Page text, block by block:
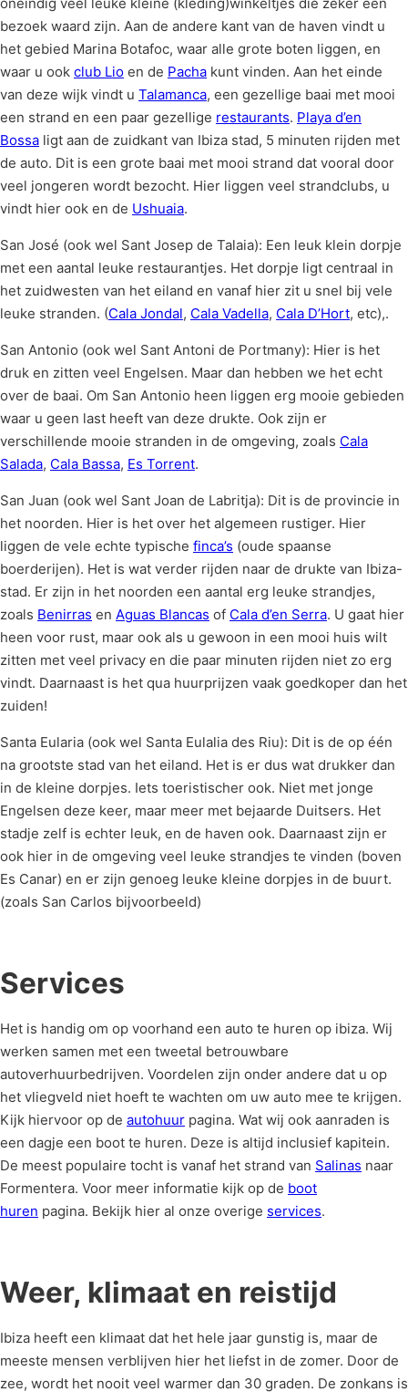
bezoek waard zijn. Aan de andere kant van de haven vindt u
het gebied Marina Botafoc, waar alle grote boten liggen, en
waar u ook club Lio en de Pacha kunt vinden. Aan het einde
van deze wijk vindt u Talamanca, een gezellige baai met mooi
een strand en een paar gezellige restaurants. Playa d’en
Bossa ligt aan de zuidkant van Ibiza stad, 5 minuten rijden met
de auto. Dit is een grote baai met mooi strand dat vooral door
veel jongeren wordt bezocht. Hier liggen veel strandclubs, u
vindt hier ook en de Ushuaia.
San José (ook wel Sant Josep de Talaia): Een leuk klein dorpje
met een aantal leuke restaurantjes. Het dorpje ligt centraal in
het zuidwesten van het eiland en vanaf hier zit u snel bij vele
leuke stranden. (Cala Jondal, Cala Vadella, Cala D’Hort, etc),.
San Antonio (ook wel Sant Antoni de Portmany): Hier is het
druk en zitten veel Engelsen. Maar dan hebben we het echt
over de baai. Om San Antonio heen liggen erg mooie gebieden
waar u geen last heeft van deze drukte. Ook zijn er
verschillende mooie stranden in de omgeving, zoals Cala
Salada, Cala Bassa, Es Torrent.
San Juan (ook wel Sant Joan de Labritja): Dit is de provincie in
het noorden. Hier is het over het algemeen rustiger. Hier
liggen de vele echte typische finca’s (oude spaanse
boerderijen). Het is wat verder rijden naar de drukte van Ibiza-
stad. Er zijn in het noorden een aantal erg leuke strandjes,
zoals Benirras en Aguas Blancas of Cala d’en Serra. U gaat hier
heen voor rust, maar ook als u gewoon in een mooi huis wilt
zitten met veel privacy en die paar minuten rijden niet zo erg
vindt. Daarnaast is het qua huurprijzen vaak goedkoper dan het
zuiden!
Santa Eularia (ook wel Santa Eulalia des Riu): Dit is de op één
na grootste stad van het eiland. Het is er dus wat drukker dan
in de kleine dorpjes. Iets toeristischer ook. Niet met jonge
Engelsen deze keer, maar meer met bejaarde Duitsers. Het
stadje zelf is echter leuk, en de haven ook. Daarnaast zijn er
ook hier in de omgeving veel leuke strandjes te vinden (boven
Es Canar) en er zijn genoeg leuke kleine dorpjes in de buurt.
(zoals San Carlos bijvoorbeeld)
Services
Het is handig om op voorhand een auto te huren op ibiza. Wij
werken samen met een tweetal betrouwbare
autoverhuurbedrijven. Voordelen zijn onder andere dat u op
het vliegveld niet hoeft te wachten om uw auto mee te krijgen.
Kijk hiervoor op de autohuur pagina. Wat wij ook aanraden is
een dagje een boot te huren. Deze is altijd inclusief kapitein.
De meest populaire tocht is vanaf het strand van Salinas naar
Formentera. Voor meer informatie kijk op de boot
huren pagina. Bekijk hier al onze overige services.
Weer, klimaat en reistijd
Ibiza heeft een klimaat dat het hele jaar gunstig is, maar de
meeste mensen verblijven hier het liefst in de zomer. Door de
zee, wordt het nooit veel warmer dan 30 graden. De zonkans is